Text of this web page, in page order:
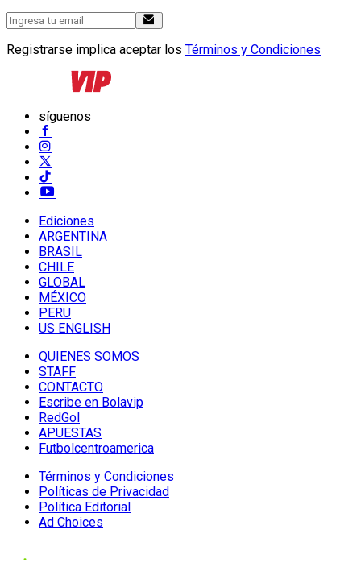
Registrarse implica aceptar los Términos y Condiciones
síguenos
Ediciones
ARGENTINA
BRASIL
CHILE
GLOBAL
MÉXICO
PERU
US ENGLISH
QUIENES SOMOS
STAFF
CONTACTO
Escribe en Bolavip
RedGol
APUESTAS
Futbolcentroamerica
Términos y Condiciones
Políticas de Privacidad
Política Editorial
Ad Choices